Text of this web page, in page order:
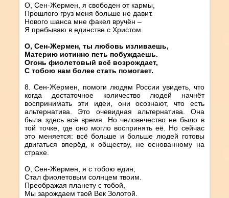
О, Сен-Жермен, я свободен от кармы,
Прошлого груз меня больше не давит.
Нового шанса мне факел вручён –
Я пребываю в единстве с Христом.
О, Сен-Жермен, ты любовь изливаешь,
Материю истинно петь побуждаешь.
Огонь фиолетовый всё возрождает,
С тобою нам более стать помогает.
8. Сен-Жермен, помоги людям России увидеть, что
когда достаточное количество людей начнёт
воспринимать эти идеи, они осознают, что есть
альтернатива. Это очевидная альтернатива. Она
была здесь всё время. Но человечество не было в
той точке, где оно могло воспринять её. Но сейчас
это меняется: всё больше и больше людей готовы
двигаться вперёд, к обществу, не основанному на
страхе.
О, Сен-Жермен, я с тобою един,
Стал фиолетовым солнцем твоим.
Преображая планету с тобой,
Мы зарождаем твой Век Золотой.